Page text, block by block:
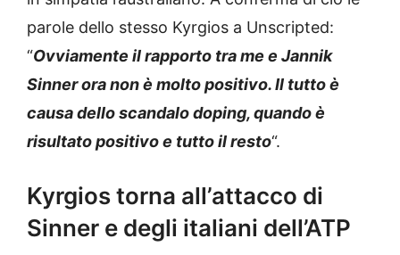
parole dello stesso Kyrgios a Unscripted:
“Ovviamente il rapporto tra me e Jannik
Sinner ora non è molto positivo. Il tutto è
causa dello scandalo doping, quando è
risultato positivo e tutto il resto“.
Kyrgios torna all’attacco di
Sinner e degli italiani dell’ATP